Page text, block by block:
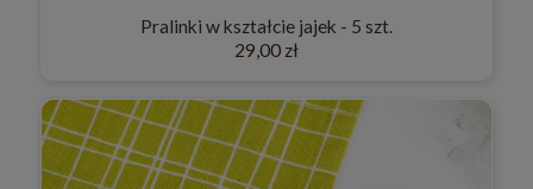
Pralinki w kształcie jajek - 5 szt.
29,00 zł